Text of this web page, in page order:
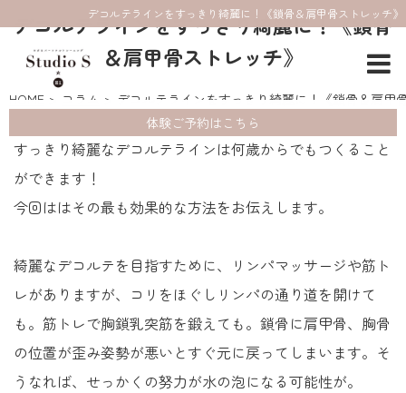
デコルテラインをすっきり綺麗に！《鎖骨＆肩甲骨ストレッチ》
体験ご予約はこちら
デコルテラインをすっきり綺麗に！《鎖骨
＆肩甲骨ストレッチ》
HOME コラム デコルテラインをすっきり綺麗に！《鎖骨＆肩甲
すっきり綺麗なデコルテラインは何歳からでもつくること
ができます！
今回ははその最も効果的な方法をお伝えします。
綺麗なデコルテを目指すために、リンパマッサージや筋ト
レがありますが、コリをほぐしリンパの通り道を開けて
も。筋トレで胸鎖乳突筋を鍛えても。鎖骨に肩甲骨、胸骨
の位置が歪み姿勢が悪いとすぐ元に戻ってしまいます。そ
うなれば、せっかくの努力が水の泡になる可能性が。